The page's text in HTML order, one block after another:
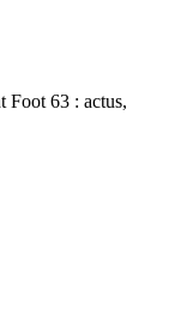
Foot 63 : actus,